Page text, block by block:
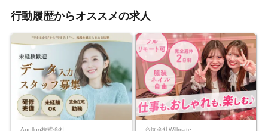
行動履歴からオススメの求人
Apollon株式会社 合同会社Willmate